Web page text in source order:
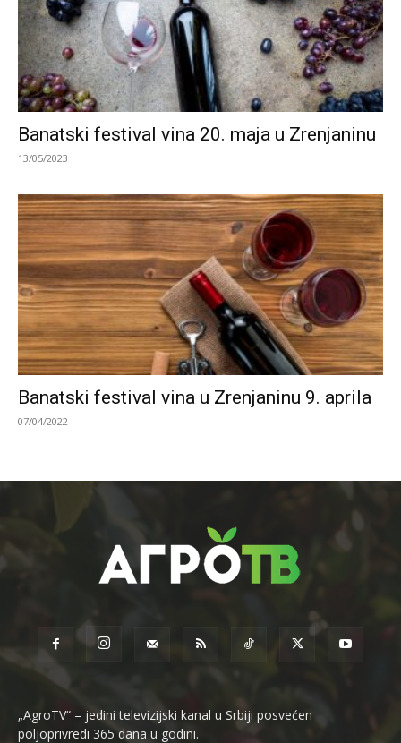
Banatski festival vina 20. maja u Zrenjaninu
13/05/2023
Banatski festival vina u Zrenjaninu 9. aprila
07/04/2022
„AgroTV“ – jedini televizijski kanal u Srbiji posvećen
poljoprivredi 365 dana u godini.